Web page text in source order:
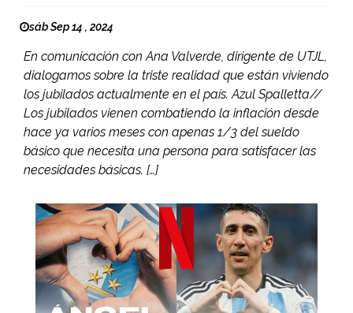
sáb Sep 14 , 2024
En comunicación con Ana Valverde, dirigente de UTJL,
dialogamos sobre la triste realidad que están viviendo
los jubilados actualmente en el país. Azul Spalletta//
Los jubilados vienen combatiendo la inflación desde
hace ya varios meses con apenas 1/3 del sueldo
básico que necesita una persona para satisfacer las
necesidades básicas. […]